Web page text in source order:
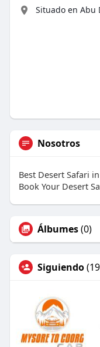
Situado en Abu
Nosotros
Best Desert Safari
Book Your Desert
Álbumes(0)
Siguiendo